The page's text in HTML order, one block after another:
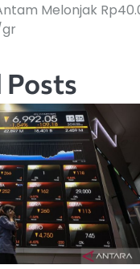
Melonjak
Posts